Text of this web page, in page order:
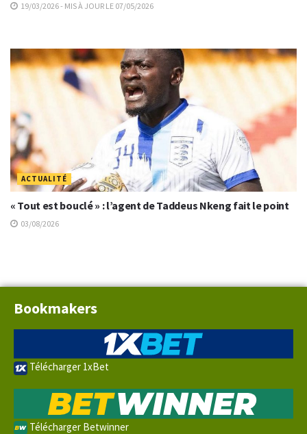
19/03/2026 - MIS À JOUR LE 07/05/2026
ACTUALITÉ
« Tout est bouclé » : l’agent de Taddeus Nkeng fait le point
03/08/2026
Bookmakers
Télécharger 1xBet
Télécharger Betwinner